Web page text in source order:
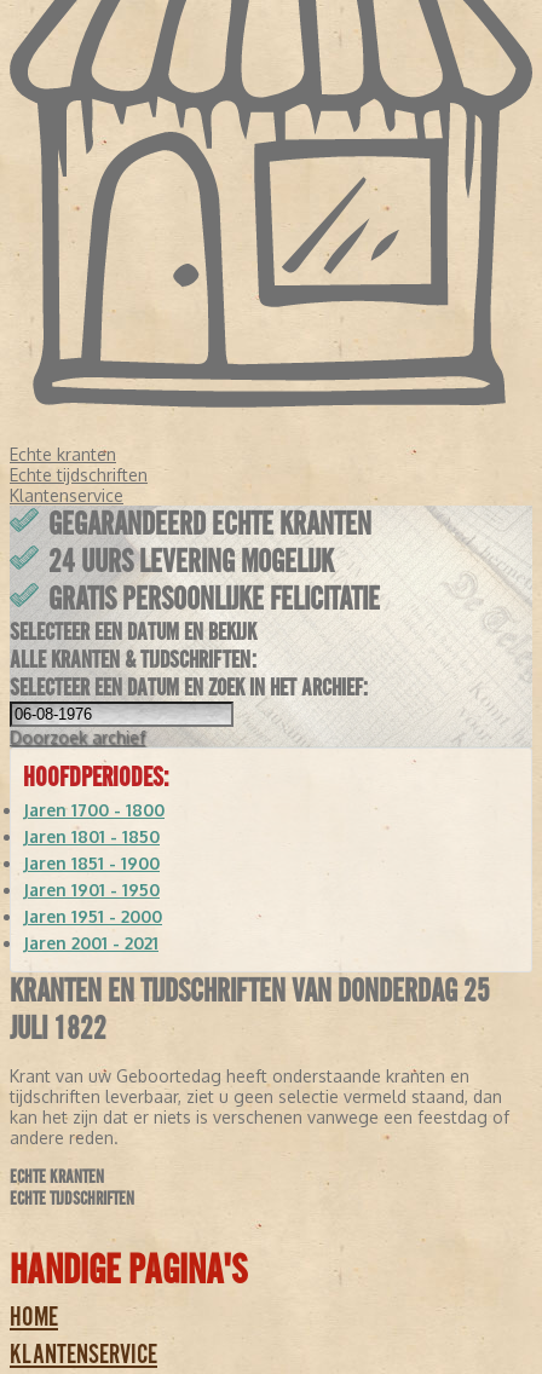
Echte kranten
Echte tijdschriften
Klantenservice
GEGARANDEERD ECHTE KRANTEN
24 UURS LEVERING MOGELIJK
GRATIS PERSOONLIJKE FELICITATIE
SELECTEER EEN DATUM EN BEKIJK
ALLE KRANTEN & TIJDSCHRIFTEN:
SELECTEER EEN DATUM EN ZOEK IN HET ARCHIEF:
Doorzoek archief
HOOFDPERIODES:
Jaren 1700 - 1800
Jaren 1801 - 1850
Jaren 1851 - 1900
Jaren 1901 - 1950
Jaren 1951 - 2000
Jaren 2001 - 2021
KRANTEN EN TIJDSCHRIFTEN VAN DONDERDAG 25
JULI 1822
Krant van uw Geboortedag heeft onderstaande kranten en
tijdschriften leverbaar, ziet u geen selectie vermeld staand, dan
kan het zijn dat er niets is verschenen vanwege een feestdag of
andere reden.
ECHTE KRANTEN
ECHTE TIJDSCHRIFTEN
HANDIGE PAGINA'S
HOME
KLANTENSERVICE